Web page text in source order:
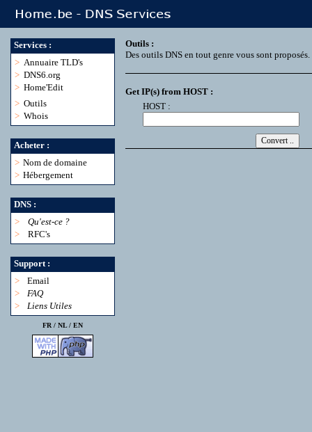
Services :
> Annuaire TLD's
> DNS6.org
> Home'Edit
> Outils
> Whois
Acheter :
> Nom de domaine
> Hébergement
DNS :
>
Qu'est-ce ?
>
RFC's
Support :
>
Email
>
FAQ
>
Liens Utiles
FR / NL/ EN
Outils :
Des outils DNS en tout genre vous sont proposés.
Get IP(s) from HOST :
HOST :